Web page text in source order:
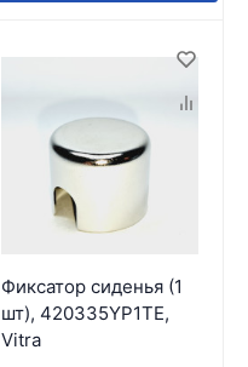
Фиксатор сиденья (1
шт), 420335YP1TE,
Vitra